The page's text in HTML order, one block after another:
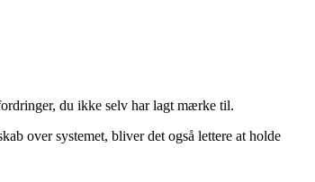
du ikke selv har lagt mærke til.
over systemet, bliver det også lettere at holde